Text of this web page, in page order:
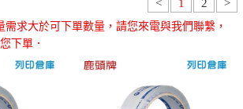
< 1 2 >
求大於可下單數量，請您來電與我們聯繫，
下單．